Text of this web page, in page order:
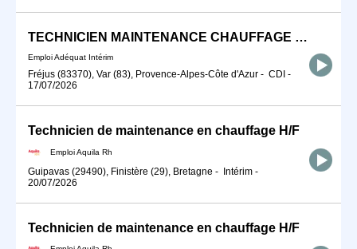
TECHNICIEN MAINTENANCE CHAUFFAGE H/F
Emploi Adéquat Intérim
Fréjus (83370), Var (83), Provence-Alpes-Côte d'Azur - CDI -
17/07/2026
Technicien de maintenance en chauffage H/F
Emploi Aquila Rh
Guipavas (29490), Finistère (29), Bretagne - Intérim -
20/07/2026
Technicien de maintenance en chauffage H/F